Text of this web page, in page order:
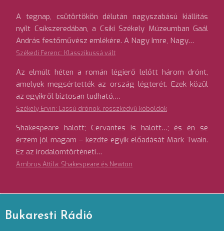
A tegnap, csütörtökön délután nagyszabású kiállítás
nyílt Csíkszeredában, a Csíki Székely Múzeumban Gaál
András festőművész emlékére. A Nagy Imre, Nagy…
Székedi Ferenc: Klasszikussá vált
Az elmúlt héten a román légierő lelőtt három drónt,
amelyek megsértették az ország légterét. Ezek közül
az egyikről biztosan tudható,…
Székely Ervin: Lassú drónok, rosszkedvű koboldok
Shakespeare halott; Cervantes is halott…; és én se
érzem jól magam – kezdte egyik előadását Mark Twain.
Ez az irodalomtörténeti…
Ambrus Attila: Shakespeare és Newton
Bukaresti Rádió